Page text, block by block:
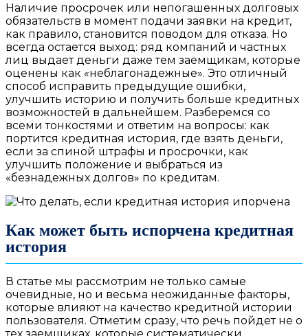
Наличие просрочек или непогашенных долговых
обязательств в момент подачи заявки на кредит,
как правило, становится поводом для отказа. Но
всегда остается выход: ряд компаний и частных
лиц выдает деньги даже тем заемщикам, которые
оценены как «неблагонадежные». Это отличный
способ исправить предыдущие ошибки,
улучшить историю и получить больше кредитных
возможностей в дальнейшем. Разберемся со
всеми тонкостями и ответим на вопросы: как
портится кредитная история, где взять деньги,
если за спиной штрафы и просрочки, как
улучшить положение и выбраться из
«безнадежных долгов» по кредитам.
Как может быть испорчена кредитная
история
В статье мы рассмотрим не только самые
очевидные, но и весьма неожиданные факторы,
которые влияют на качество кредитной истории
пользователя. Отметим сразу, что речь пойдет не о
тех заемщиках, которые систематически